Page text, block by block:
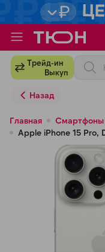
Трейд-ин
Выкуп
Назад
Главная Смартфоны
Apple iPhone 15 Pro,
Для клиентов всех
Разбейте
оплатуна
без
График